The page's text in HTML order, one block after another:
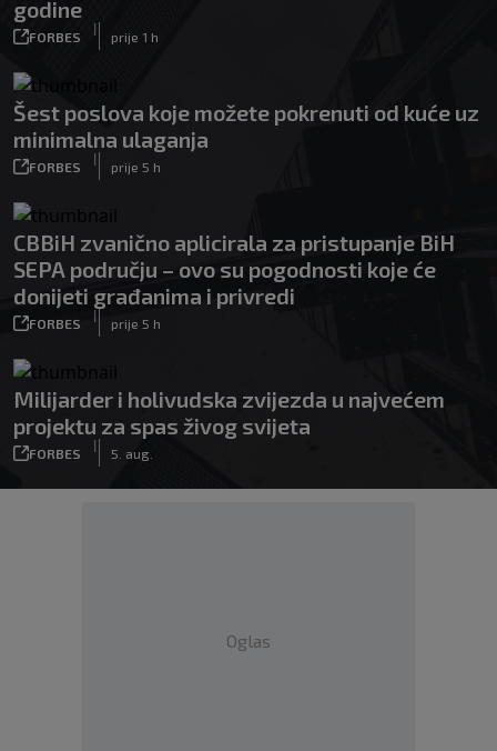
godine
FORBES
|
prije 1 h
Šest poslova koje možete pokrenuti od kuće uz
minimalna ulaganja
FORBES
|
prije 5 h
CBBiH zvanično aplicirala za pristupanje BiH
SEPA području – ovo su pogodnosti koje će
donijeti građanima i privredi
FORBES
|
prije 5 h
Milijarder i holivudska zvijezda u najvećem
projektu za spas živog svijeta
FORBES
|
5. aug.
Oglas